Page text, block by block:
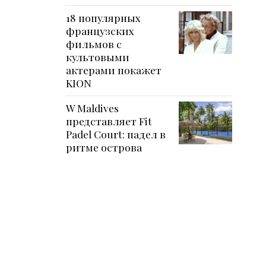
18 популярных
французских
фильмов с
культовыми
актерами покажет
KION
W Maldives
представляет Fit
Padel Court: падел в
ритме острова